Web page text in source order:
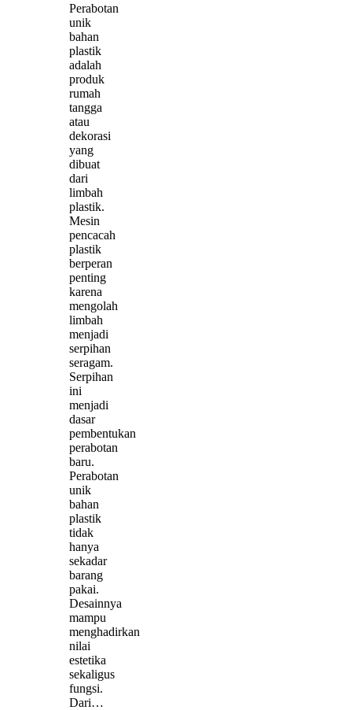
Perabotan
unik
bahan
plastik
adalah
produk
rumah
tangga
atau
dekorasi
yang
dibuat
dari
limbah
plastik.
Mesin
pencacah
plastik
berperan
penting
karena
mengolah
limbah
menjadi
serpihan
seragam.
Serpihan
ini
menjadi
dasar
pembentukan
perabotan
baru.
Perabotan
unik
bahan
plastik
tidak
hanya
sekadar
barang
pakai.
Desainnya
mampu
menghadirkan
nilai
estetika
sekaligus
fungsi.
Dari…